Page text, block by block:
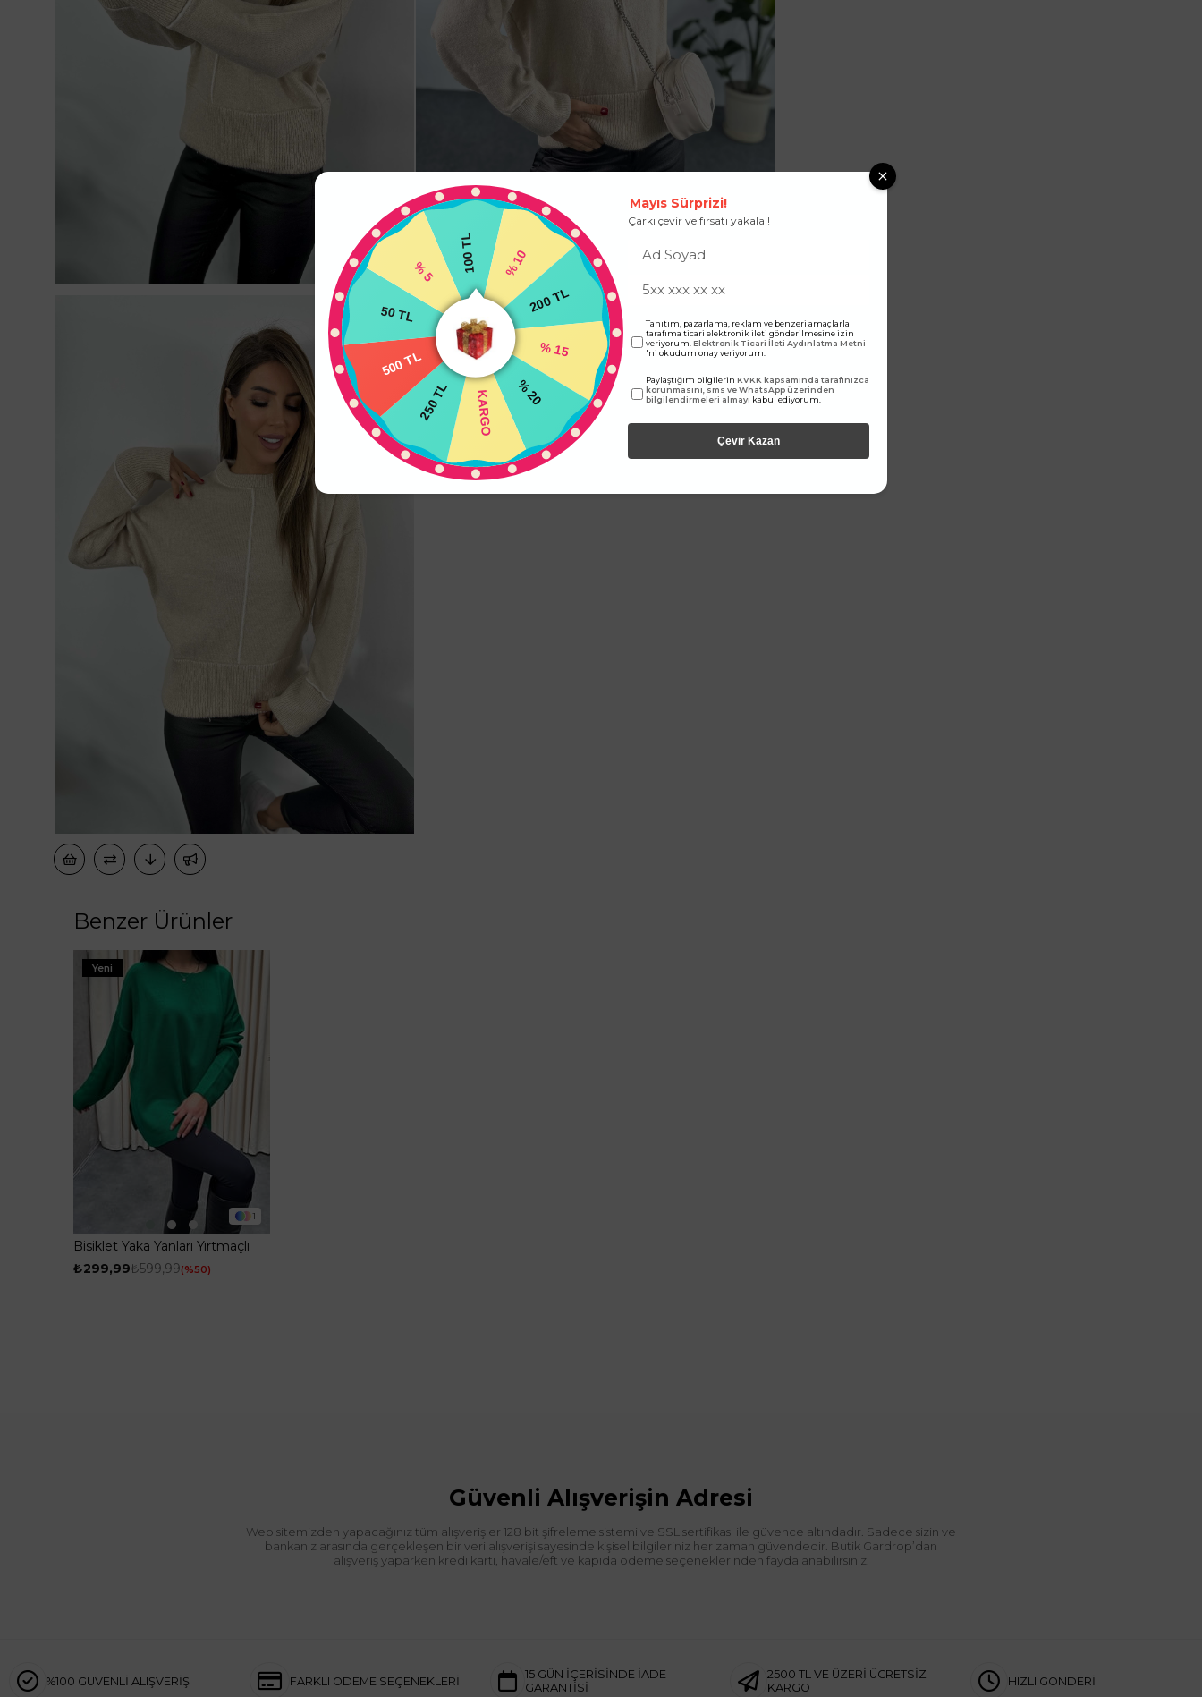
Benzer Ürünler
1
Bisiklet Yaka Yanları Yırtmaçlı
Triko Kazak Yeşil
₺299,99₺599,99 %50
Yeni
Güvenli Alışverişin Adresi
Web sitemizden yapacağınız tüm alışverişler 128 bit şifreleme sistemi ve SSL sertifikası ile güvence altındadır. Sadece sizin ve
bankanız arasında gerçekleşen bir veri alışverişi sayesinde kişisel bilgileriniz her zaman güvendedir. Butik Gardrop’dan
alışveriş yaparken kredi kartı, havale/eft ve kapıda ödeme seçeneklerinden faydalanabilirsiniz.
%100 GÜVENLİ ALIŞVERİŞ FARKLI ÖDEME SEÇENEKLERİ
15 GÜN İÇERİSİNDE İADE
GARANTİSİ
2500 TL VE ÜZERİ ÜCRETSİZ
KARGO
HIZLI GÖNDERİ
100 TL % 10
200 TL
% 15
% 20
KARGO
250 TL
500 TL
50 TL
% 5
Mayıs Sürprizi!
Çarkı çevir ve fırsatı yakala !
Tanıtım, pazarlama, reklam ve benzeri amaçlarla
tarafıma ticari elektronik ileti gönderilmesine izin
veriyorum. Elektronik Ticari İleti Aydınlatma Metni
'ni okudum onay veriyorum.
Paylaştığım bilgilerin KVKK kapsamında tarafınızca
korunmasını, sms ve WhatsApp üzerinden
bilgilendirmeleri almayı kabul ediyorum.
Çevir Kazan